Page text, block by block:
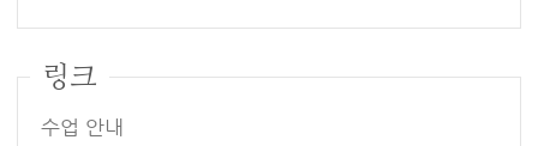
링크
수업 안내